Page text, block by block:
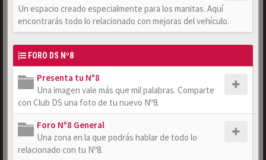
Un espacio creado especialmente para los manitas. Aquí
encontrarás todo lo relacionado con mejoras del vehículo.
FORO DS Nº8
Presenta tu Nº8
Una imagen vale más que mil palabras. Comparte
con Club DS una foto de tu nuevo Nº8.
Foro Nº8 General
Una zona en la que podrás hablar de todo lo
relacionado con tu Nº8.